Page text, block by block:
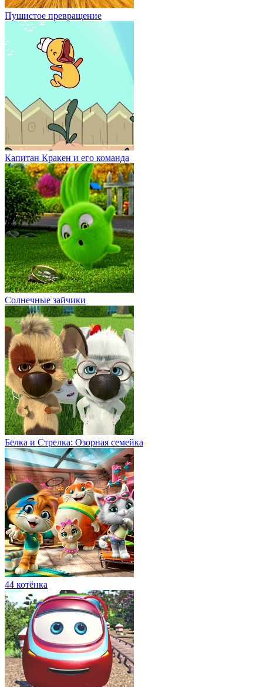
Пушистое превращение
Капитан Кракен и его команда
Солнечные зайчики
Белка и Стрелка: Озорная семейка
44 котёнка